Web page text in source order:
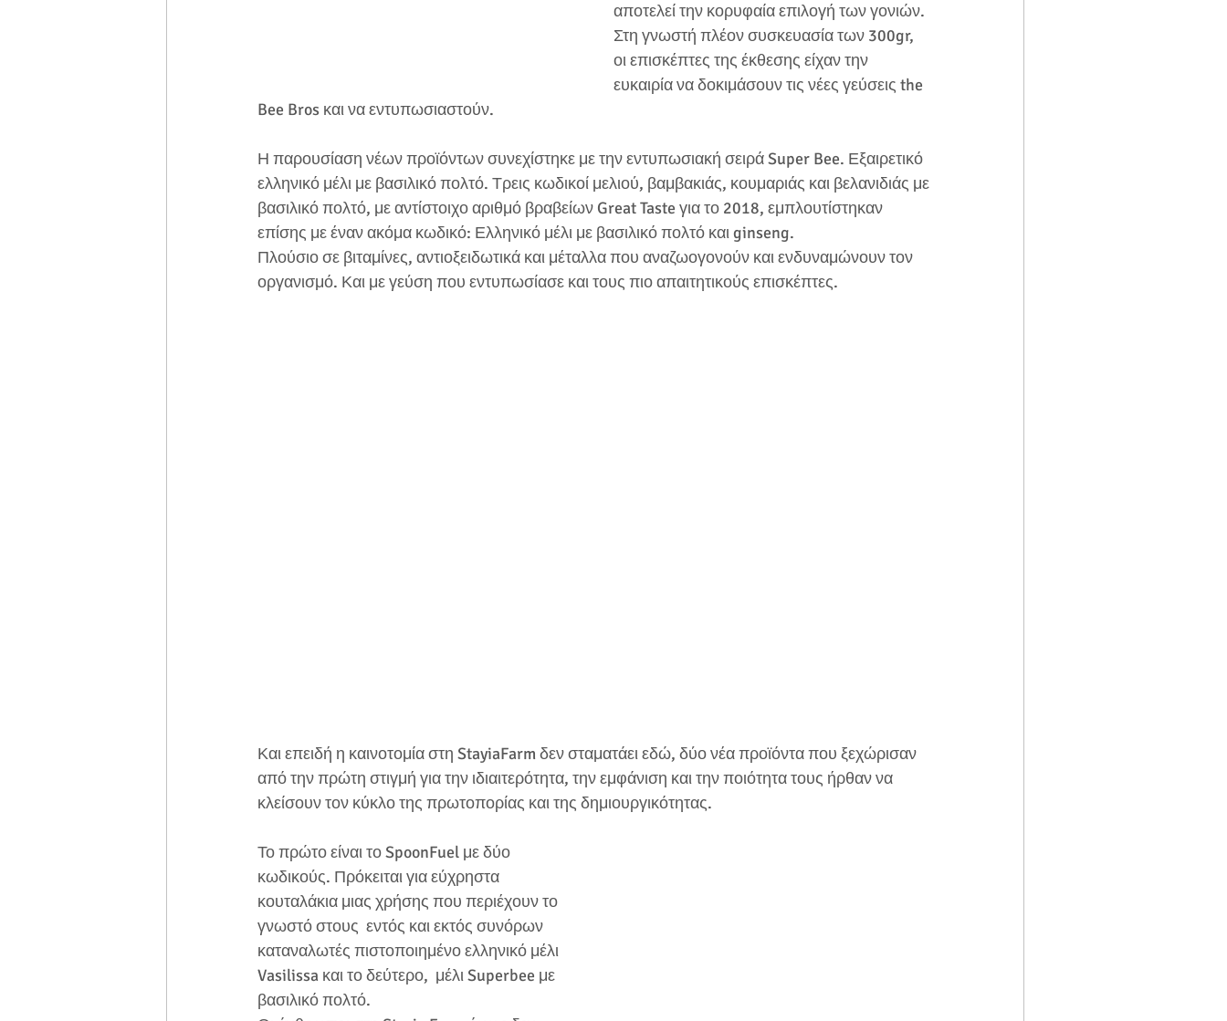
αποτελεί την κορυφαία επιλογή των γονιών.
Στη γνωστή πλέον συσκευασία των 300gr,
οι επισκέπτες της έκθεσης είχαν την
ευκαιρία να δοκιμάσουν τις νέες γεύσεις the
Bee Bros και να εντυπωσιαστούν.
Η παρουσίαση νέων προϊόντων συνεχίστηκε με την εντυπωσιακή σειρά Super Bee. Εξαιρετικό
ελληνικό μέλι με βασιλικό πολτό. Τρεις κωδικοί μελιού, βαμβακιάς, κουμαριάς και βελανιδιάς με
βασιλικό πολτό, με αντίστοιχο αριθμό βραβείων Great Taste για το 2018, εμπλουτίστηκαν
επίσης με έναν ακόμα κωδικό: Ελληνικό μέλι με βασιλικό πολτό και ginseng.
Πλούσιο σε βιταμίνες, αντιοξειδωτικά και μέταλλα που αναζωογονούν και ενδυναμώνουν τον
οργανισμό. Και με γεύση που εντυπωσίασε και τους πιο απαιτητικούς επισκέπτες.
Και επειδή η καινοτομία στη StayiaFarm δεν σταματάει εδώ, δύο νέα προϊόντα που ξεχώρισαν
από την πρώτη στιγμή για την ιδιαιτερότητα, την εμφάνιση και την ποιότητα τους ήρθαν να
κλείσουν τον κύκλο της πρωτοπορίας και της δημιουργικότητας.
Το πρώτο είναι το SpoonFuel με δύο
κωδικούς. Πρόκειται για εύχρηστα
κουταλάκια μιας χρήσης που περιέχουν το
γνωστό στους  εντός και εκτός συνόρων
καταναλωτές πιστοποιημένο ελληνικό μέλι
Vasilissa και το δεύτερο,  μέλι Superbee με
βασιλικό πολτό.